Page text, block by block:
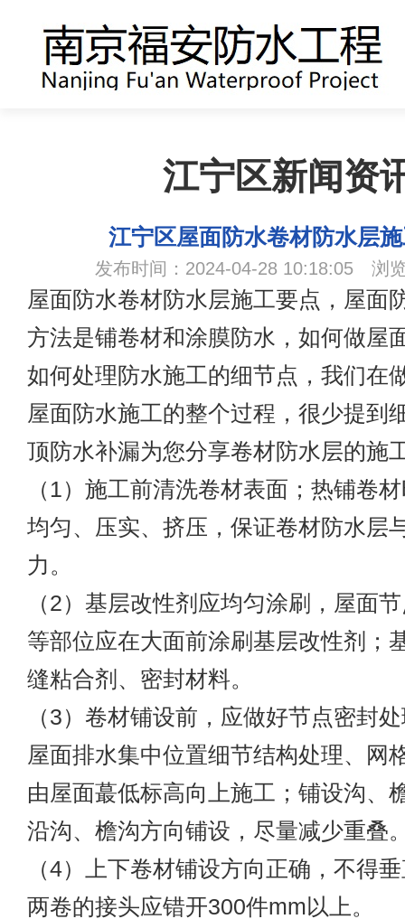
江宁区新闻资
江宁区屋面防水卷材防水层
发布时间：2024-04-28 10:18:05 浏
屋面防水卷材防水层施工要点，屋面
方法是铺卷材和涂膜防水，如何做屋
如何处理防水施工的细节点，我们在
屋面防水施工的整个过程，很少提到
顶防水补漏为您分享卷材防水层的施
（1）施工前清洗卷材表面；热铺卷
均匀、压实、挤压，保证卷材防水层
力。
（2）基层改性剂应均匀涂刷，屋面
等部位应在大面前涂刷基层改性剂；
缝粘合剂、密封材料。
（3）卷材铺设前，应做好节点密封
屋面排水集中位置细节结构处理、网
由屋面蕞低标高向上施工；铺设沟、
沿沟、檐沟方向铺设，尽量减少重叠
（4）上下卷材铺设方向正确，不得
两卷的接头应错开300件mm以上。